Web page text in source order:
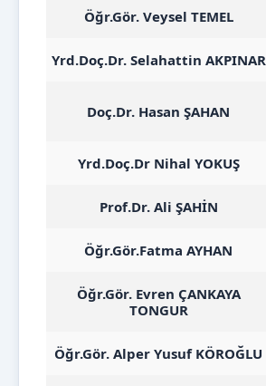
Öğr.Gör. Veysel TEMEL
Yrd.Doç.Dr. Selahattin AKPINAR
Doç.Dr. Hasan ŞAHAN
Yrd.Doç.Dr Nihal YOKUŞ
Prof.Dr. Ali ŞAHİN
Öğr.Gör.Fatma AYHAN
Öğr.Gör. Evren ÇANKAYA
TONGUR
Öğr.Gör. Alper Yusuf KÖROĞLU